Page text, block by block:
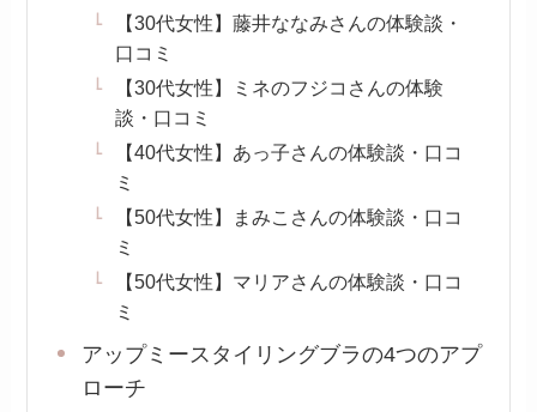
【30代女性】藤井ななみさんの体験談・
口コミ
【30代女性】ミネのフジコさんの体験
談・口コミ
【40代女性】あっ子さんの体験談・口コ
ミ
【50代女性】まみこさんの体験談・口コ
ミ
【50代女性】マリアさんの体験談・口コ
ミ
アップミースタイリングブラの4つのアプ
ローチ